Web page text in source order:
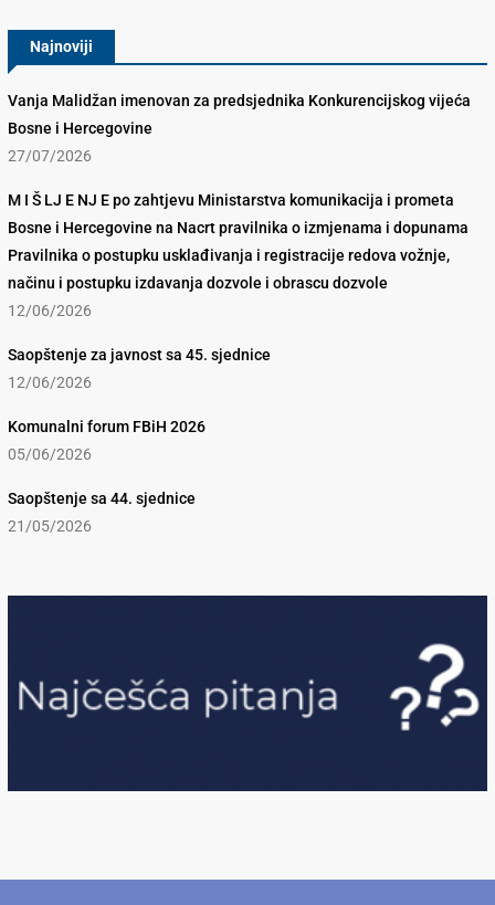
Najnoviji
Vanja Malidžan imenovan za predsjednika Konkurencijskog vijeća
Bosne i Hercegovine
27/07/2026
M I Š LJ E NJ E po zahtjevu Ministarstva komunikacija i prometa
Bosne i Hercegovine na Nacrt pravilnika o izmjenama i dopunama
Pravilnika o postupku usklađivanja i registracije redova vožnje,
načinu i postupku izdavanja dozvole i obrascu dozvole
12/06/2026
Saopštenje za javnost sa 45. sjednice
12/06/2026
Komunalni forum FBiH 2026
05/06/2026
Saopštenje sa 44. sjednice
21/05/2026